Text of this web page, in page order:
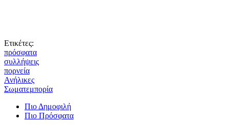
Ετικέτες:
πρόσφατα
συλλήψεις
πορνεία
Ανήλικες
Σωματεμπορία
Πιο Δημοφιλή
Πιο Πρόσφατα